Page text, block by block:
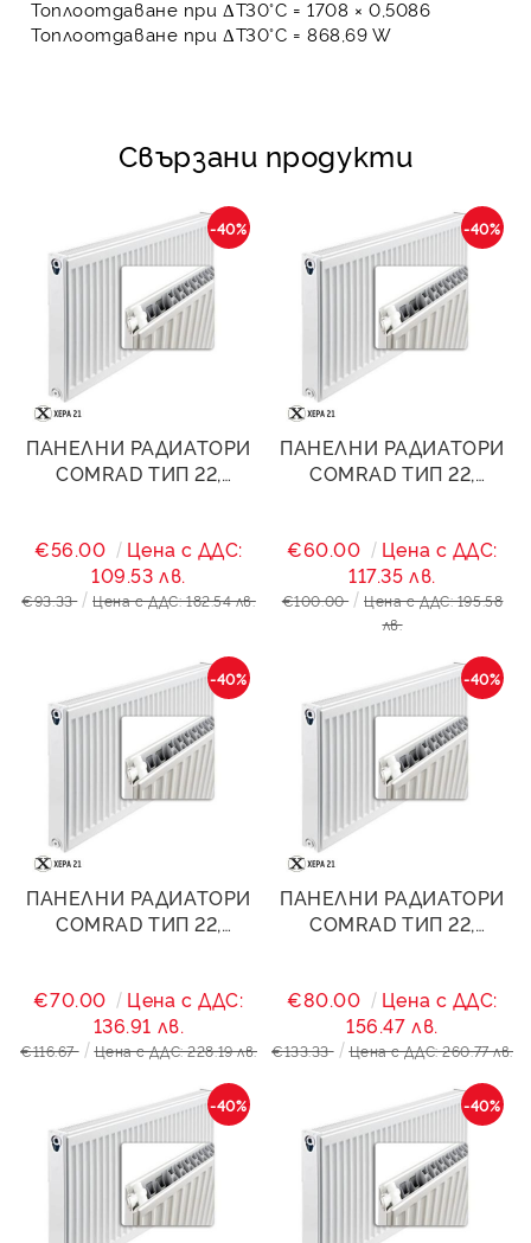
Топлоотдаване при ΔT30°C = 1708 × 0,5086
Топлоотдаване при ΔT30°C =868,69 W
Свързани продукти
ПАНЕЛНИ РАДИАТОРИ
COMRAD ТИП 22,
-40%
€56.00
Цена с ДДС:
109.53 лв.
€93.33 Цена с ДДС: 182.54 лв.
ПАНЕЛНИ РАДИАТОРИ
COMRAD ТИП 22,
-40%
€60.00
Цена с ДДС:
117.35 лв.
€100.00
Цена с ДДС: 195.58
лв.
ПАНЕЛНИ РАДИАТОРИ
COMRAD ТИП 22,
-40%
€70.00
Цена с ДДС:
136.91 лв.
€116.67 Цена с ДДС: 228.19 лв.
ПАНЕЛНИ РАДИАТОРИ
COMRAD ТИП 22,
-40%
€80.00
Цена с ДДС:
156.47 лв.
€133.33 Цена с ДДС: 260.77 лв.
-40% -40%